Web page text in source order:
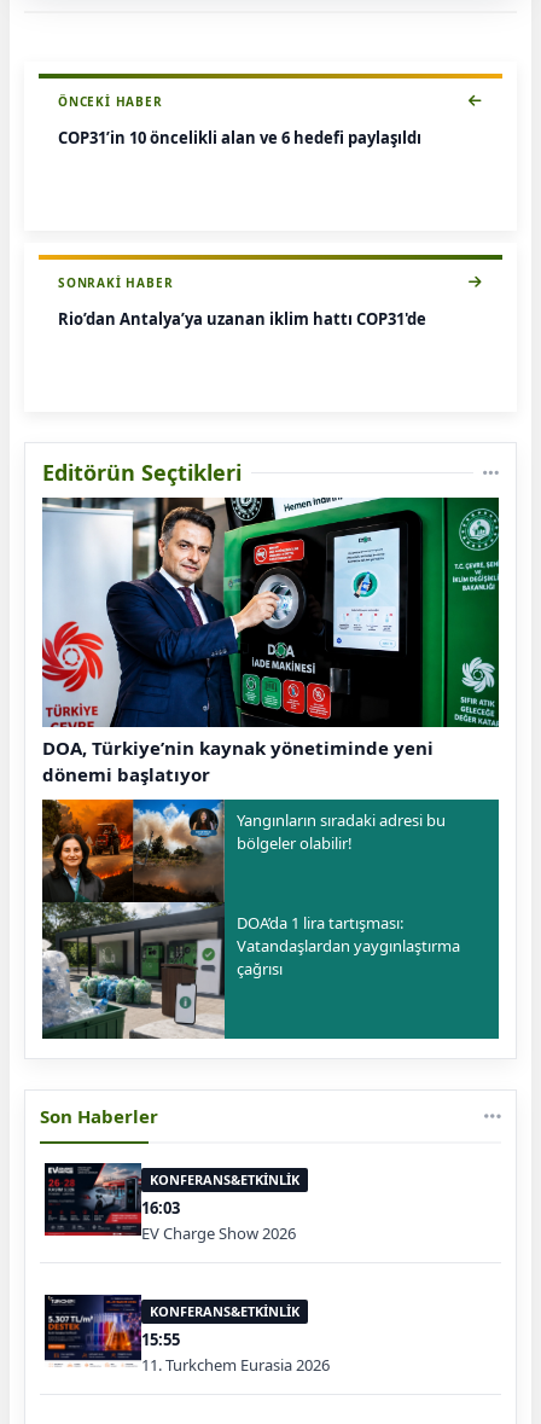
ÖNCEKI HABER
COP31’in 10 öncelikli alan ve 6 hedefi paylaşıldı
SONRAKI HABER
Rio’dan Antalya’ya uzanan iklim hattı COP31'de
Editörün Seçtikleri
DOA, Türkiye’nin kaynak yönetiminde yeni
dönemi başlatıyor
Yangınların sıradaki adresi bu
bölgeler olabilir!
DOA’da 1 lira tartışması:
Vatandaşlardan yaygınlaştırma
çağrısı
Son Haberler
KONFERANS&ETKİNLİK
16:03
EV Charge Show 2026
KONFERANS&ETKİNLİK
15:55
11. Turkchem Eurasia 2026